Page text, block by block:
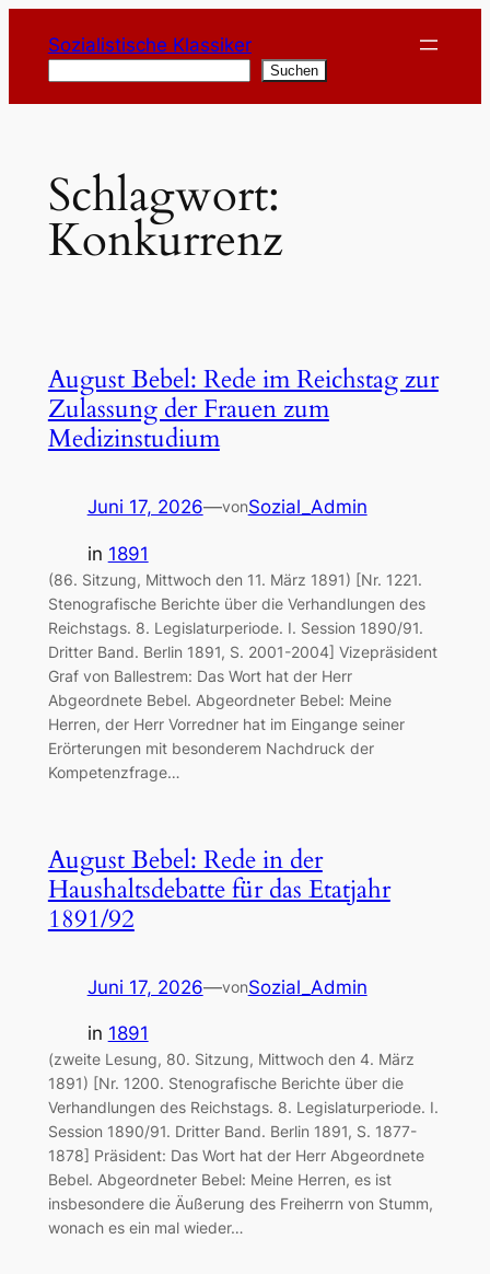
Inhalt
springen
Sozialistische Klassiker
Suchen
Schlagwort:
Konkurrenz
August Bebel: Rede im Reichstag zur
Zulassung der Frauen zum
Medizinstudium
Juni 17, 2026—vonSozial_Admin
in 1891
(86. Sitzung, Mittwoch den 11. März 1891) [Nr. 1221.
Stenografische Berichte über die Verhandlungen des
Reichstags. 8. Legislaturperiode. I. Session 1890/91.
Dritter Band. Berlin 1891, S. 2001-2004] Vizepräsident
Graf von Ballestrem: Das Wort hat der Herr
Abgeordnete Bebel. Abgeordneter Bebel: Meine
Herren, der Herr Vorredner hat im Eingange seiner
Erörterungen mit besonderem Nachdruck der
Kompetenzfrage…
August Bebel: Rede in der
Haushaltsdebatte für das Etatjahr
1891/92
Juni 17, 2026—vonSozial_Admin
in 1891
(zweite Lesung, 80. Sitzung, Mittwoch den 4. März
1891) [Nr. 1200. Stenografische Berichte über die
Verhandlungen des Reichstags. 8. Legislaturperiode. I.
Session 1890/91. Dritter Band. Berlin 1891, S. 1877-
1878] Präsident: Das Wort hat der Herr Abgeordnete
Bebel. Abgeordneter Bebel: Meine Herren, es ist
insbesondere die Äußerung des Freiherrn von Stumm,
wonach es ein mal wieder…